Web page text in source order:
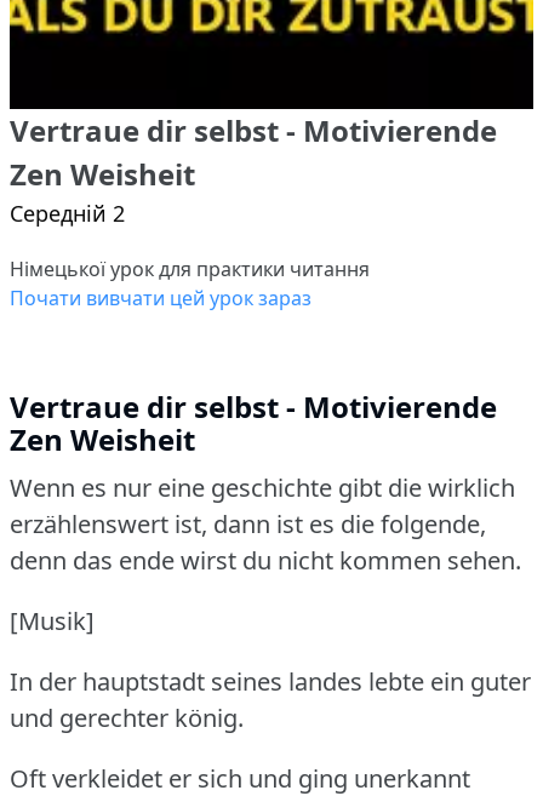
Vertraue dir selbst - Motivierende
Zen Weisheit
Середній 2
Німецької урок для практики читання
Почати вивчати цей урок зараз
Vertraue dir selbst - Motivierende
Zen Weisheit
Wenn es nur eine geschichte gibt die wirklich
erzählenswert ist, dann ist es die folgende,
denn das ende wirst du nicht kommen sehen.
[Musik]
In der hauptstadt seines landes lebte ein guter
und gerechter könig.
Oft verkleidet er sich und ging unerkannt